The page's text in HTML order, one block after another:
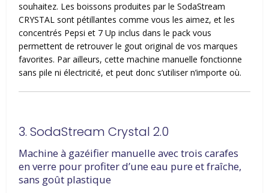
souhaitez. Les boissons produites par le SodaStream
CRYSTAL sont pétillantes comme vous les aimez, et les
concentrés Pepsi et 7 Up inclus dans le pack vous
permettent de retrouver le gout original de vos marques
favorites. Par ailleurs, cette machine manuelle fonctionne
sans pile ni électricité, et peut donc s’utiliser n’importe où.
3. SodaStream Crystal 2.0
Machine à gazéifier manuelle avec trois carafes
en verre pour profiter d’une eau pure et fraîche,
sans goût plastique